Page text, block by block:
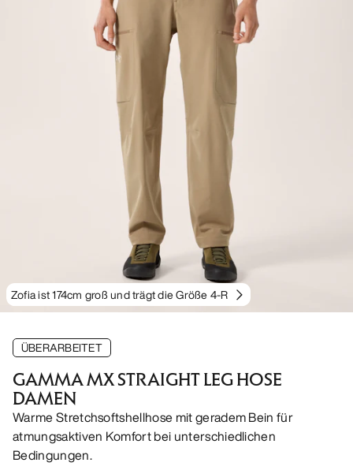
Zofia ist 174cm groß und trägt die Größe 4-R
ÜBERARBEITET
GAMMA MX STRAIGHT LEG HOSE
DAMEN
Warme Stretchsoftshellhose mit geradem Bein für
atmungsaktiven Komfort bei unterschiedlichen
Bedingungen.